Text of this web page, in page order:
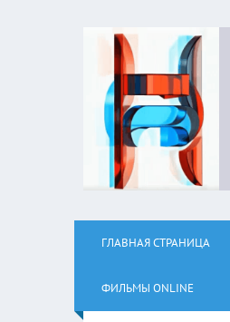
ГЛАВНАЯ СТРАНИЦА
ФИЛЬМЫ ОNLINE